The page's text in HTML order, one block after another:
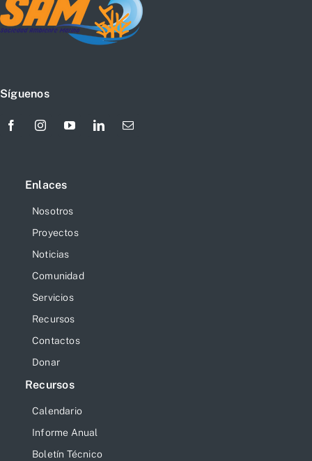
Síguenos
Enlaces
Nosotros
Proyectos
Noticias
Comunidad
Servicios
Recursos
Contactos
Donar
Recursos
Calendario
Informe Anual
Boletín Técnico